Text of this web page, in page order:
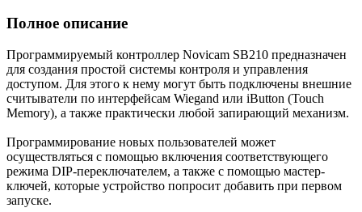
Полное описание
Программируемый контроллер Novicam SB210 предназначен
для создания простой системы контроля и управления
доступом. Для этого к нему могут быть подключены внешние
считыватели по интерфейсам Wiegand или iButton (Touch
Memory), а также практически любой запирающий механизм.
Программирование новых пользователей может
осуществляться с помощью включения соответствующего
режима DIP-переключателем, а также с помощью мастер-
ключей, которые устройство попросит добавить при первом
запуске.